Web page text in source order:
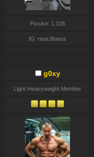
Poruke: 1.108
IG: rista.fitness
g0xy
Light Heavyweight Member